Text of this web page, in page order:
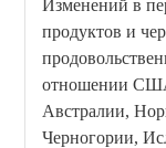
Изменений в
продуктов и
отношении
Австралии,
Черногории,